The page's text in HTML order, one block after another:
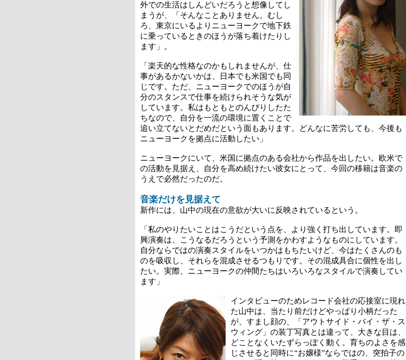
外での生活はしんどいだろうと想像してし
まうが、「そんなことありません。むし
ろ、東京にいるよりニューヨークで地下鉄
に乗っているときのほうが落ち着けたりし
ます」。
「楽天的な性格なのかもしれませんが、仕
事があるかないかは、日本でも米国でも同
じです。ただ、ニューヨークでのほうが自
分のスタンスで仕事を続けられそうな気が
しています。私はもともとのんびりしたた
ちなので、自分を一流の環境に置くことで
追い立てないとだめだという面もあります。どんなに苦労しても、今後も
ニューヨークを拠点に活動したい」
ニューヨークにいて、米国に拠点のある会社から作品を出したい。欧米で
の活動を見据え、自分を高め続けたい彼女にとって、今回の移籍は音楽の
うえで必然だったのだ。
音楽だけを見据えて
新作には、山中の現在の意欲が大いに反映されているという。
「私のやりたいことはこうだという点を、より強く打ち出しています。即
興演奏は、こうなるだろうという予測をかわすようなものにしています。
自分ならではの演奏スタイルをいつかはもちたいけど、今はたくさんのも
のを吸収し、それらを混成させるつもりです。その混成具合に個性を出し
たい。実際、ニューヨークの仲間たちはいろいろなスタイルで演奏してい
ます」
インタビューのためレコード会社の応接室に現れ
た山中は、当たり前だけどやっぱり小柄だった
が、すまし顔の、「アウトサイド・バイ・ザ・ス
ウィング」の装丁写真とは違って、大きな目は、
どことなくいたずらっぽく動く。育ちのよさを感
じさせると同時に“お嬢様”ならではの、突拍子の